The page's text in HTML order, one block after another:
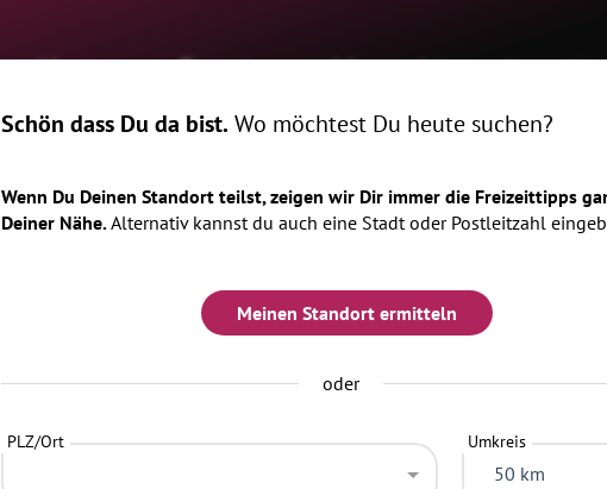
Home Events Magazin
Schön dass Du da bist. Wo möchtest Du heute suchen?
Wenn Du Deinen Standort teilst, zeigen wir Dir immer die Freizeittipps
Deiner Nähe.Alternativ kannst du auch eine Stadt oder Postleitzahl
Meinen Standort ermitteln
oder
PLZ/Ort Umkreis
50 km